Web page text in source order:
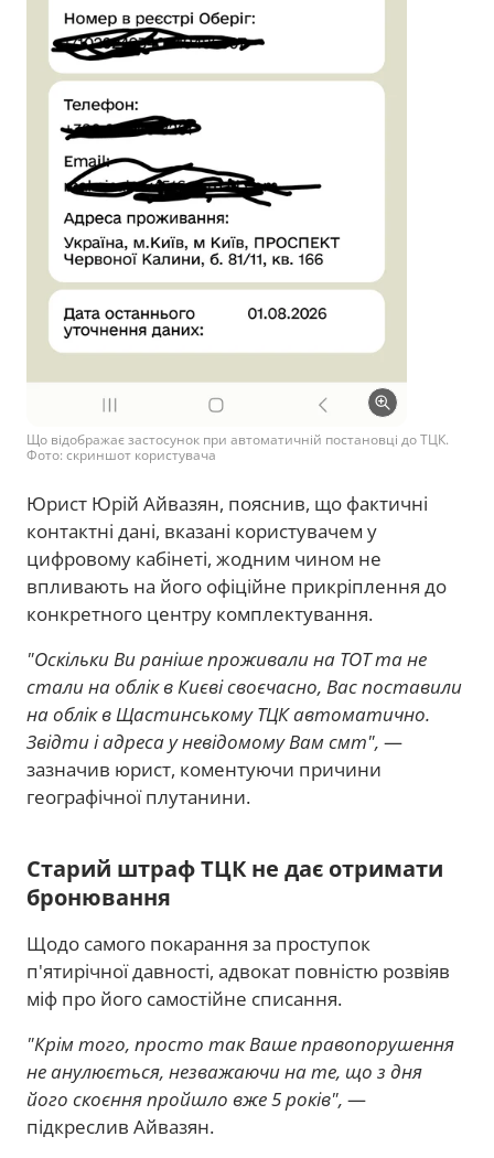
Що відображає застосунок при автоматичній постановці до ТЦК.
Фото: скриншот користувача
Юрист Юрій Айвазян, пояснив, що фактичні
контактні дані, вказані користувачем у
цифровому кабінеті, жодним чином не
впливають на його офіційне прикріплення до
конкретного центру комплектування.
"Оскільки Ви раніше проживали на ТОТ та не
стали на облік в Києві своєчасно, Вас поставили
на облік в Щастинському ТЦК автоматично.
Звідти і адреса у невідомому Вам смт", —
зазначив юрист, коментуючи причини
географічної плутанини.
Старий штраф ТЦК не дає отримати
бронювання
Щодо самого покарання за проступок
п'ятирічної давності, адвокат повністю розвіяв
міф про його самостійне списання.
"Крім того, просто так Ваше правопорушення
не анулюється, незважаючи на те, що з дня
його скоєння пройшло вже 5 років", —
підкреслив Айвазян.